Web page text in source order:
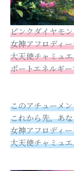
ピンクダイヤモ
女神アフロディ
大天使チャミュ
ポートエネルギ
このアチューメ
これから先、あ
女神アフロディ
大天使チャミュ